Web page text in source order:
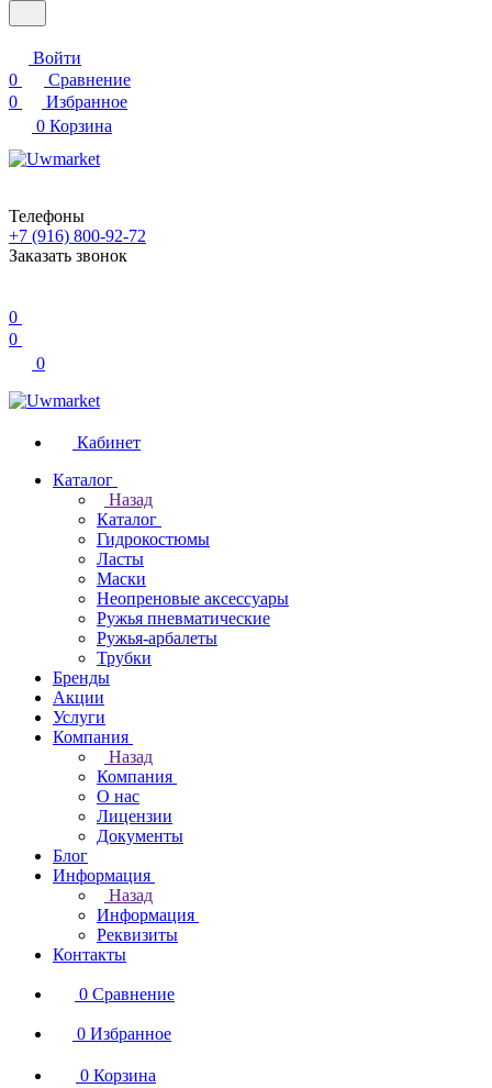
Войти
0
Сравнение
0
Избранное
0 Корзина
Телефоны
+7 (916) 800-92-72
Заказать звонок
0
0
0
Кабинет
Каталог
Назад
Каталог
Гидрокостюмы
Ласты
Маски
Неопреновые аксессуары
Ружья пневматические
Ружья-арбалеты
Трубки
Бренды
Акции
Услуги
Компания
Назад
Компания
О нас
Лицензии
Документы
Блог
Информация
Назад
Информация
Реквизиты
Контакты
0 Сравнение
0 Избранное
0 Корзина